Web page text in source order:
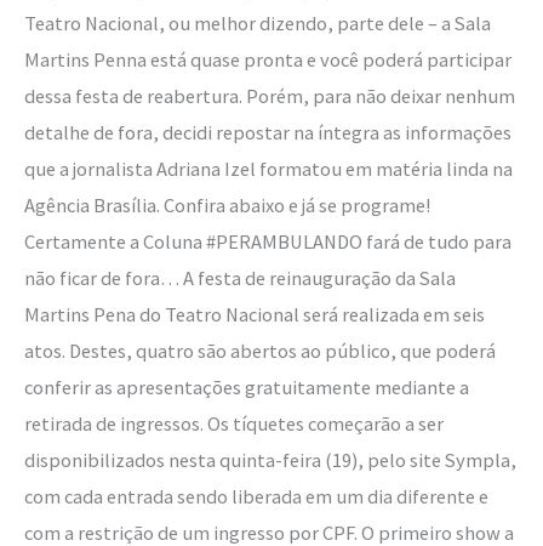
Teatro Nacional, ou melhor dizendo, parte dele – a Sala
Martins Penna está quase pronta e você poderá participar
dessa festa de reabertura. Porém, para não deixar nenhum
detalhe de fora, decidi repostar na íntegra as informações
que a jornalista Adriana Izel formatou em matéria linda na
Agência Brasília. Confira abaixo e já se programe!
Certamente a Coluna #PERAMBULANDO fará de tudo para
não ficar de fora… A festa de reinauguração da Sala
Martins Pena do Teatro Nacional será realizada em seis
atos. Destes, quatro são abertos ao público, que poderá
conferir as apresentações gratuitamente mediante a
retirada de ingressos. Os tíquetes começarão a ser
disponibilizados nesta quinta-feira (19), pelo site Sympla,
com cada entrada sendo liberada em um dia diferente e
com a restrição de um ingresso por CPF. O primeiro show a